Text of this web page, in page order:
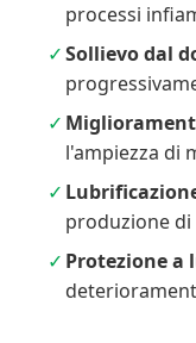
processi
Sollievo dal
l'ampiezza di
produzione
Protezione a